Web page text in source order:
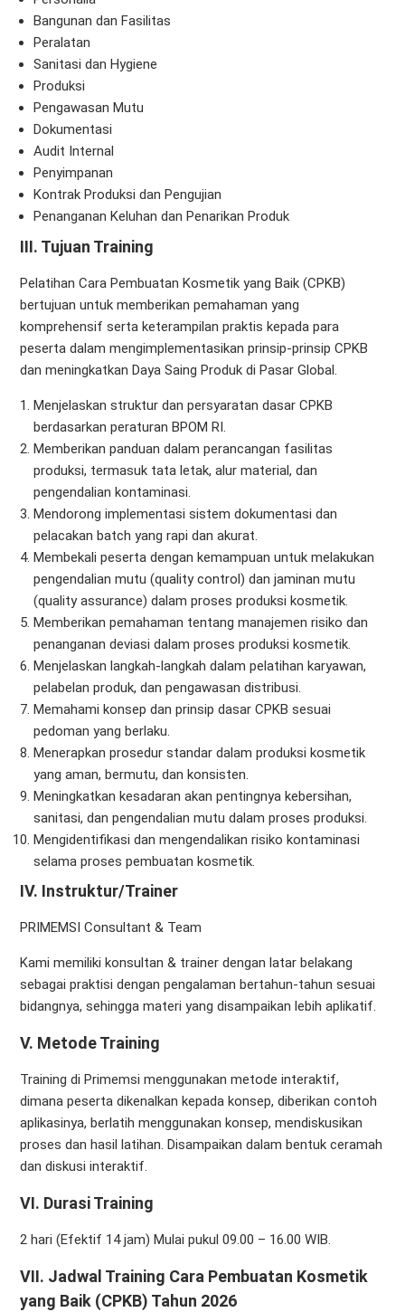
Bangunan dan Fasilitas
Peralatan
Sanitasi dan Hygiene
Produksi
Pengawasan Mutu
Dokumentasi
Audit Internal
Penyimpanan
Kontrak Produksi dan Pengujian
Penanganan Keluhan dan Penarikan Produk
III. Tujuan Training
Pelatihan Cara Pembuatan Kosmetik yang Baik (CPKB)
bertujuan untuk memberikan pemahaman yang
komprehensif serta keterampilan praktis kepada para
peserta dalam mengimplementasikan prinsip-prinsip CPKB
dan meningkatkan Daya Saing Produk di Pasar Global.
Menjelaskan struktur dan persyaratan dasar CPKB
berdasarkan peraturan BPOM RI.
Memberikan panduan dalam perancangan fasilitas
produksi, termasuk tata letak, alur material, dan
pengendalian kontaminasi.
Mendorong implementasi sistem dokumentasi dan
pelacakan batch yang rapi dan akurat.
Membekali peserta dengan kemampuan untuk melakukan
pengendalian mutu (quality control) dan jaminan mutu
(quality assurance) dalam proses produksi kosmetik.
Memberikan pemahaman tentang manajemen risiko dan
penanganan deviasi dalam proses produksi kosmetik.
Menjelaskan langkah-langkah dalam pelatihan karyawan,
pelabelan produk, dan pengawasan distribusi.
Memahami konsep dan prinsip dasar CPKB sesuai
pedoman yang berlaku.
Menerapkan prosedur standar dalam produksi kosmetik
yang aman, bermutu, dan konsisten.
Meningkatkan kesadaran akan pentingnya kebersihan,
sanitasi, dan pengendalian mutu dalam proses produksi.
Mengidentifikasi dan mengendalikan risiko kontaminasi
selama proses pembuatan kosmetik.
IV. Instruktur/Trainer
PRIMEMSI Consultant & Team
Kami memiliki konsultan & trainer dengan latar belakang
sebagai praktisi dengan pengalaman bertahun-tahun sesuai
bidangnya, sehingga materi yang disampaikan lebih aplikatif.
V. Metode Training
Training di Primemsi menggunakan metode interaktif,
dimana peserta dikenalkan kepada konsep, diberikan contoh
aplikasinya, berlatih menggunakan konsep, mendiskusikan
proses dan hasil latihan. Disampaikan dalam bentuk ceramah
dan diskusi interaktif.
VI. Durasi Training
2 hari (Efektif 14 jam) Mulai pukul 09.00 – 16.00 WIB.
VII. Jadwal Training Cara Pembuatan Kosmetik
yang Baik(CPKB) Tahun 2026